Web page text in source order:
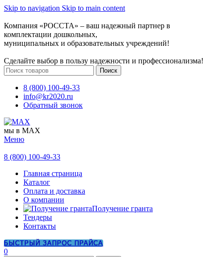
Skip to navigation Skip to main content
Компания «РОССТА» – ваш надежный партнер в
комплектации дошкольных,
муниципальных и образовательных учреждений!
Сделайте выбор в пользу надежности и профессионализма!
Поиск
8 (800) 100-49-33
info@kr2020.ru
Обратный звонок
мы в MAX
Меню
8 (800) 100-49-33
Главная страница
Каталог
Оплата и доставка
О компании
Получение гранта
Тендеры
Контакты
БЫСТРЫЙ ЗАПРОС ПРАЙСА
0